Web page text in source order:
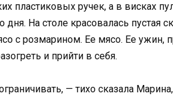
пластиковых ручек, а в висках
дня. На столе красовалась пустая
с розмарином. Ее мясо. Ее ужин,
и прийти в себя.
— тихо сказала